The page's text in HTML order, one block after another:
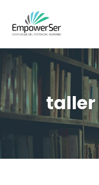
NOSOTROS
SERVICIOS
CARTAS EXPRESIVAS
EQUIPO
taller